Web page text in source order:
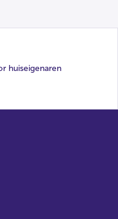
huiseigenaren